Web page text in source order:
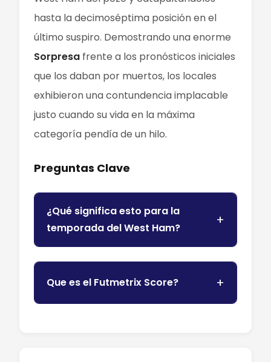
hasta la decimoséptima posición en el
último suspiro. Demostrando una enorme
Sorpresa frente a los pronósticos iniciales
que los daban por muertos, los locales
exhibieron una contundencia implacable
justo cuando su vida en la máxima
categoría pendía de un hilo.
Preguntas Clave
¿Qué significa esto para la
temporada del West Ham?
Que es el Futmetrix Score?